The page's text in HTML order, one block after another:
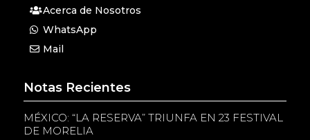
Acerca de Nosotros
WhatsApp
Mail
Notas Recientes
MÉXICO: “LA RESERVA” TRIUNFA EN 23 FESTIVAL
DE MORELIA